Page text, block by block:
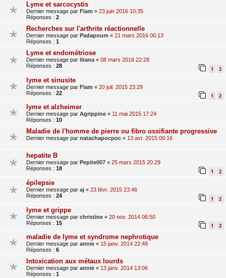
Lyme et sarcocystis
Dernier message par Flam « 23 juin 2016 10:35
Réponses : 2
Recherches sur l'arthrite réactionnelle
Dernier message par Padapoum « 21 mars 2016 00:13
Réponses : 1
Lyme et endométriose
Dernier message par litana « 08 mars 2016 22:28
Réponses : 28 1 2
lyme et sinusite
Dernier message par Flam « 20 juil. 2015 23:29
Réponses : 22 1 2
lyme et alzheimer
Dernier message par Agrippine « 11 mai 2015 17:24
Réponses : 10
Maladie de l'homme de pierre ou fibro ossifiante progressive
Dernier message par natachapocpoc « 13 avr. 2015 00:16
hepatite B
Dernier message par Pepite007 « 25 mars 2015 20:29
Réponses : 18 1 2
épilepsie
Dernier message par aj « 23 févr. 2015 23:46
Réponses : 24 1 2
lyme et grippe
Dernier message par christine « 20 nov. 2014 06:50
Réponses : 15 1 2
maladie de lyme et syndrome nephrotique
Dernier message par annie « 15 janv. 2014 22:48
Réponses : 6
Intoxication aux métaux lourds
Dernier message par annie « 13 janv. 2014 13:06
Réponses : 1